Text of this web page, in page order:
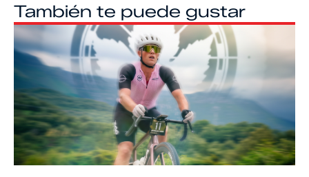
También te puede gustar